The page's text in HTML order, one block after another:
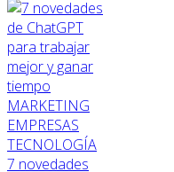
MARKETING
EMPRESAS
TECNOLOGÍA
7 novedades